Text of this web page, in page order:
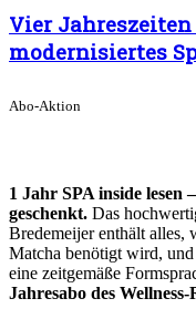
Vier
modernisiertes
Abo-Aktion
1 Jahr SPA inside lesen
geschenkt. Das
Bredemeijer enthält alles,
Matcha benötigt wird,
eine zeitgemäße
Jahresabo des